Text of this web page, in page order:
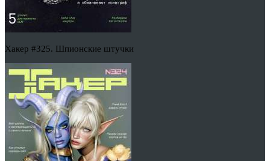
Хакер #325. Шпионские штучки